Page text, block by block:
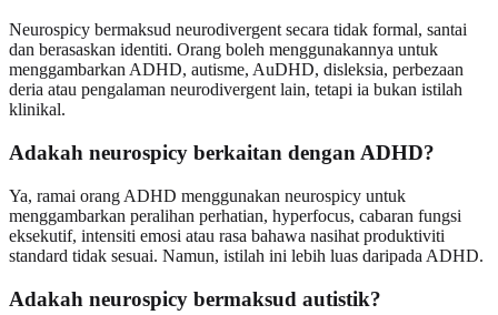
Neurospicy bermaksud neurodivergent secara tidak formal, santai
dan berasaskan identiti. Orang boleh menggunakannya untuk
menggambarkan ADHD, autisme, AuDHD, disleksia, perbezaan
deria atau pengalaman neurodivergent lain, tetapi ia bukan istilah
klinikal.
Adakah neurospicy berkaitan dengan ADHD?
Ya, ramai orang ADHD menggunakan neurospicy untuk
menggambarkan peralihan perhatian, hyperfocus, cabaran fungsi
eksekutif, intensiti emosi atau rasa bahawa nasihat produktiviti
standard tidak sesuai. Namun, istilah ini lebih luas daripada ADHD.
Adakah neurospicy bermaksud autistik?